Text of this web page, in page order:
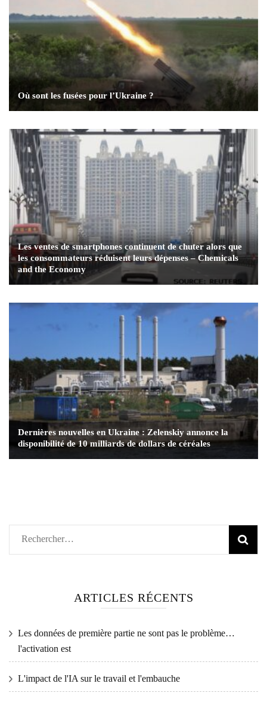
Où sont les fusées pour l’Ukraine ?
Les ventes de smartphones continuent de chuter alors que
les consommateurs réduisent leurs dépenses – Chemicals
and the Economy
Dernières nouvelles en Ukraine : Zelenskiy annonce la
disponibilité de 10 milliards de dollars de céréales
Rechercher :
ARTICLES RÉCENTS
Les données de première partie ne sont pas le problème…
l'activation est
L'impact de l'IA sur le travail et l'embauche